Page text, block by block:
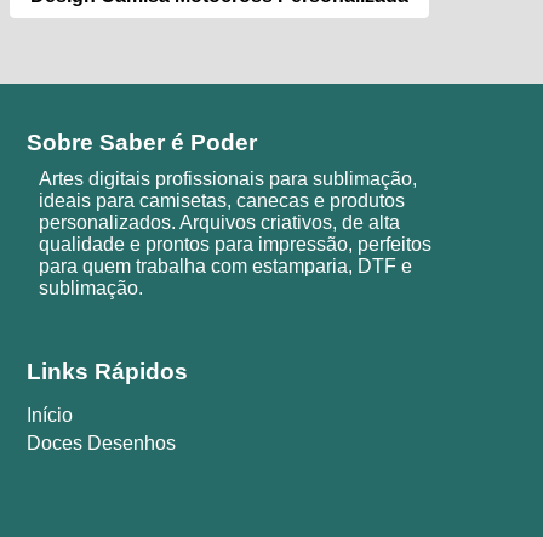
Sobre Saber é Poder
Artes digitais profissionais para sublimação,
ideais para camisetas, canecas e produtos
personalizados. Arquivos criativos, de alta
qualidade e prontos para impressão, perfeitos
para quem trabalha com estamparia, DTF e
sublimação.
Links Rápidos
Início
Doces Desenhos